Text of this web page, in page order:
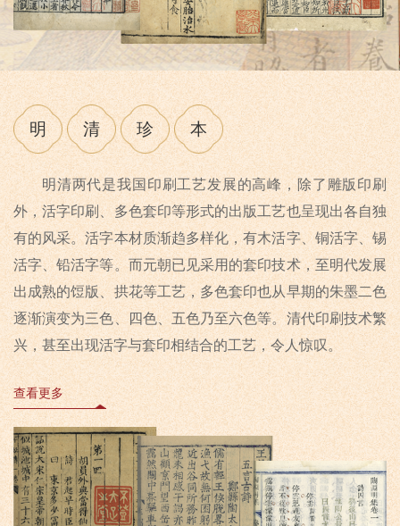
明 清 珍 本
明清两代是我国印刷工艺发展的高峰，除了雕版印刷
外，活字印刷、多色套印等形式的出版工艺也呈现出各自独
有的风采。活字本材质渐趋多样化，有木活字、铜活字、锡
活字、铅活字等。而元朝已见采用的套印技术，至明代发展
出成熟的饾版、拱花等工艺，多色套印也从早期的朱墨二色
逐渐演变为三色、四色、五色乃至六色等。清代印刷技术繁
兴，甚至出现活字与套印相结合的工艺，令人惊叹。
查看更多